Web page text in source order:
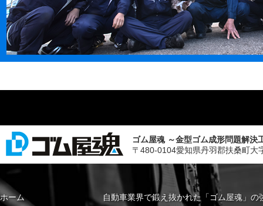
ゴム屋魂 ～金型ゴム成形問題解決
〒480-0104愛知県丹羽郡扶桑町
ホーム 自動車業界で鍛え抜かれた「ゴム屋魂」の